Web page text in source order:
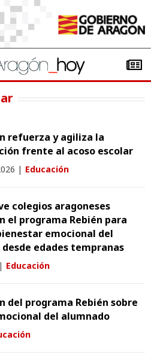
refuerza y agiliza la
frente al acoso escolar
| Educación
colegios aragoneses
el programa Rebién para
emocional del
edades tempranas
| Educación
del programa Rebién sobre
del alumnado